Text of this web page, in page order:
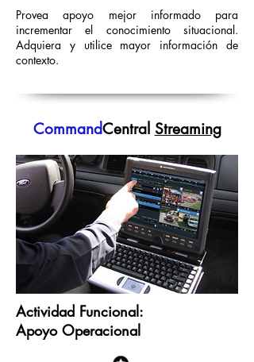
Provea apoyo mejor informado para
incrementar el conocimiento situacional.
Adquiera y utilice mayor información de
contexto.
CommandCentral Streaming
Actividad Funcional:
Apoyo Operacional